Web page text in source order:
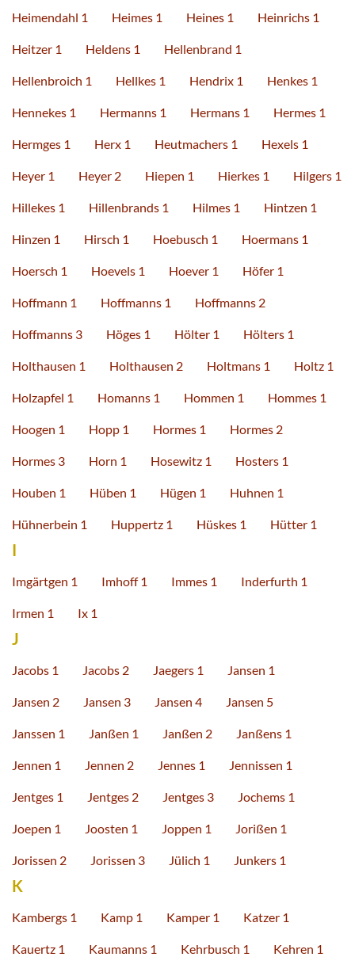
Heimendahl 1 Heimes 1 Heines 1 Heinrichs 1
Heitzer 1 Heldens 1 Hellenbrand 1
Hellenbroich 1 Hellkes 1 Hendrix 1 Henkes 1
Hennekes 1 Hermanns 1 Hermans 1 Hermes 1
Hermges 1 Herx 1 Heutmachers 1 Hexels 1
Heyer 1 Heyer 2 Hiepen 1 Hierkes 1 Hilgers 1
Hillekes 1 Hillenbrands 1 Hilmes 1 Hintzen 1
Hinzen 1 Hirsch 1 Hoebusch 1 Hoermans 1
Hoersch 1 Hoevels 1 Hoever 1 Höfer 1
Hoffmann 1 Hoffmanns 1 Hoffmanns 2
Hoffmanns 3 Höges 1 Hölter 1 Hölters 1
Holthausen 1 Holthausen 2 Holtmans 1 Holtz 1
Holzapfel 1 Homanns 1 Hommen 1 Hommes 1
Hoogen 1 Hopp 1 Hormes 1 Hormes 2
Hormes 3 Horn 1 Hosewitz 1 Hosters 1
Houben 1 Hüben 1 Hügen 1 Huhnen 1
Hühnerbein 1 Huppertz 1 Hüskes 1 Hütter 1
I
Imgärtgen 1 Imhoff 1 Immes 1 Inderfurth 1
Irmen 1 Ix 1
J
Jacobs 1 Jacobs 2 Jaegers 1 Jansen 1
Jansen 2 Jansen 3 Jansen 4 Jansen 5
Janssen 1 Janßen 1 Janßen 2 Janßens 1
Jennen 1 Jennen 2 Jennes 1 Jennissen 1
Jentges 1 Jentges 2 Jentges 3 Jochems 1
Joepen 1 Joosten 1 Joppen 1 Jorißen 1
Jorissen 2 Jorissen 3 Jülich 1 Junkers 1
K
Kambergs 1 Kamp 1 Kamper 1 Katzer 1
Kauertz 1 Kaumanns 1 Kehrbusch 1 Kehren 1